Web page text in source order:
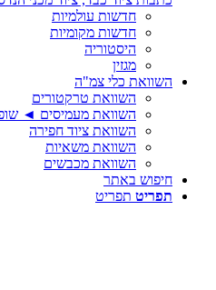
חדשות עולמיות
חדשות מקומיות
היסטוריה
מגזין
השוואת כלי צמ"ה
השוואת טרקטורים
השוואת מעמיסים ◄
השוואת ציוד חפירה
השוואת משאיות
השוואת מכבשים
חיפוש באתר
תפריט תפריט